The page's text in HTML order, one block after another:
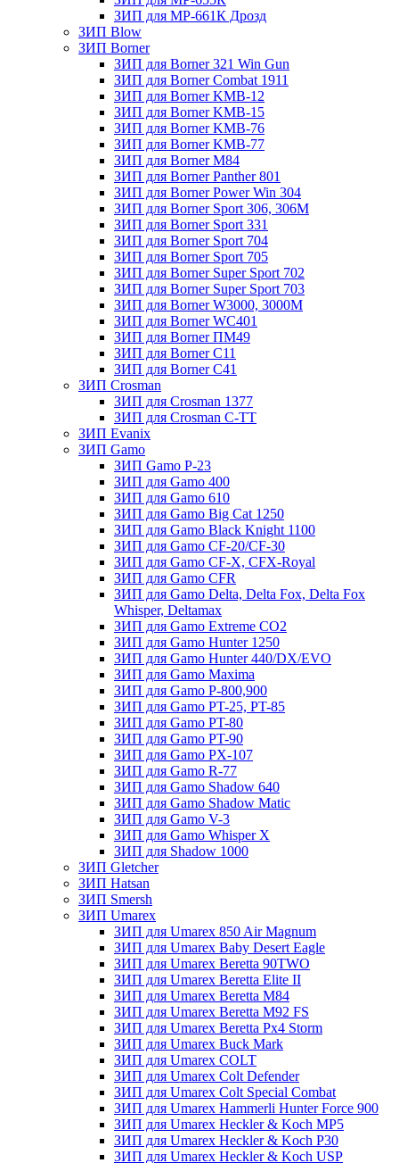
ЗИП для МР-661К Дрозд
ЗИП Blow
ЗИП Borner
ЗИП для Borner 321 Win Gun
ЗИП для Borner Combat 1911
ЗИП для Borner KMB-12
ЗИП для Borner KMB-15
ЗИП для Borner KMB-76
ЗИП для Borner KMB-77
ЗИП для Borner M84
ЗИП для Borner Panther 801
ЗИП для Borner Power Win 304
ЗИП для Borner Sport 306, 306M
ЗИП для Borner Sport 331
ЗИП для Borner Sport 704
ЗИП для Borner Sport 705
ЗИП для Borner Super Sport 702
ЗИП для Borner Super Sport 703
ЗИП для Borner W3000, 3000М
ЗИП для Borner WC401
ЗИП для Borner ПМ49
ЗИП для Borner С11
ЗИП для Borner С41
ЗИП Crosman
ЗИП для Crosman 1377
ЗИП для Crosman C-TT
ЗИП Evanix
ЗИП Gamo
ЗИП Gamo P-23
ЗИП для Gamo 400
ЗИП для Gamo 610
ЗИП для Gamo Big Cat 1250
ЗИП для Gamo Black Knight 1100
ЗИП для Gamo CF-20/CF-30
ЗИП для Gamo CF-X, CFX-Royal
ЗИП для Gamo CFR
ЗИП для Gamo Delta, Delta Fox, Delta Fox
Whisper, Deltamax
ЗИП для Gamo Extreme CO2
ЗИП для Gamo Hunter 1250
ЗИП для Gamo Hunter 440/DX/EVO
ЗИП для Gamo Maxima
ЗИП для Gamo P-800,900
ЗИП для Gamo PT-25, PT-85
ЗИП для Gamo PT-80
ЗИП для Gamo PT-90
ЗИП для Gamo PX-107
ЗИП для Gamo R-77
ЗИП для Gamo Shadow 640
ЗИП для Gamo Shadow Matic
ЗИП для Gamo V-3
ЗИП для Gamo Whisper X
ЗИП для Shadow 1000
ЗИП Gletcher
ЗИП Hatsan
ЗИП Smersh
ЗИП Umarex
ЗИП для Umarex 850 Air Magnum
ЗИП для Umarex Baby Desert Eagle
ЗИП для Umarex Beretta 90TWO
ЗИП для Umarex Beretta Elite II
ЗИП для Umarex Beretta M84
ЗИП для Umarex Beretta M92 FS
ЗИП для Umarex Beretta Px4 Storm
ЗИП для Umarex Buck Mark
ЗИП для Umarex COLT
ЗИП для Umarex Colt Defender
ЗИП для Umarex Colt Special Combat
ЗИП для Umarex Hammerli Hunter Force 900
ЗИП для Umarex Heckler & Koch MP5
ЗИП для Umarex Heckler & Koch P30
ЗИП для Umarex Heckler & Koch USP